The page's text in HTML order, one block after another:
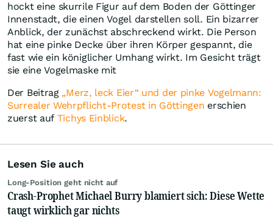
hockt eine skurrile Figur auf dem Boden der Göttinger
Innenstadt, die einen Vogel darstellen soll. Ein bizarrer
Anblick, der zunächst abschreckend wirkt. Die Person
hat eine pinke Decke über ihren Körper gespannt, die
fast wie ein königlicher Umhang wirkt. Im Gesicht trägt
sie eine Vogelmaske mit
Der Beitrag „Merz, leck Eier“ und der pinke Vogelmann:
Surrealer Wehrpflicht-Protest in Göttingen erschien
zuerst auf Tichys Einblick.
Lesen Sie auch
Long-Position geht nicht auf
Crash-Prophet Michael Burry blamiert sich: Diese Wette
taugt wirklich gar nichts